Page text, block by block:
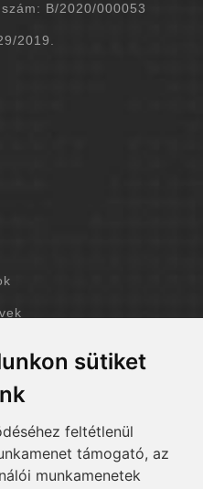
sütiket
feltétlenül
támogató, az
munkamenetek
B/2020/000053
2019.